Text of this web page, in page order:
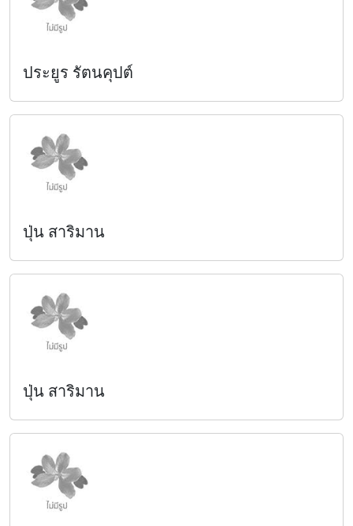
ประยูร รัตนคุปต์
ปุ่น สาริมาน
ปุ่น สาริมาน